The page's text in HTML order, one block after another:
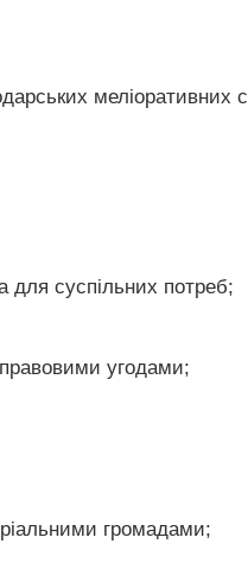
для суспільних потреб;
угодами;
громадами;